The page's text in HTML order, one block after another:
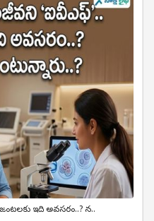
ఇది అవసరం..? న..